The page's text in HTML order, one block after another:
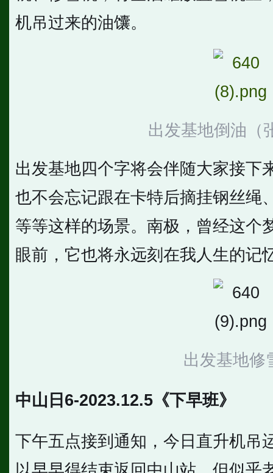
机吊过来的油馕。
出发基地倒油（
出发基地四个字将会伴随大家接下
也不会忘记跟在卡特后摘挂钢丝绳
等等这样的场景。南极，曾经这个
眼前，它也将永远刻在我人生的记
出发基地修
中山日6-2023.12.5《下早班》
下午五点接到通知，今日直升机吊